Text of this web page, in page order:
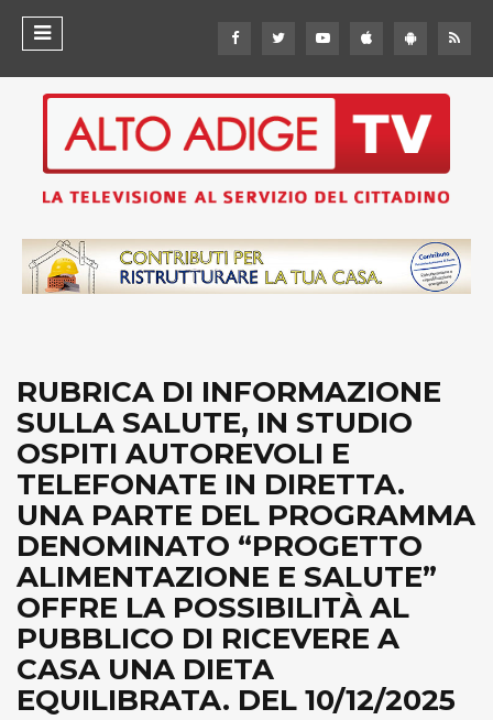
RUBRICA DI INFORMAZIONE
SULLA SALUTE, IN STUDIO
OSPITI AUTOREVOLI E
TELEFONATE IN DIRETTA.
UNA PARTE DEL PROGRAMMA
DENOMINATO “PROGETTO
ALIMENTAZIONE E SALUTE”
OFFRE LA POSSIBILITÀ AL
PUBBLICO DI RICEVERE A
CASA UNA DIETA
EQUILIBRATA. DEL 10/12/2025